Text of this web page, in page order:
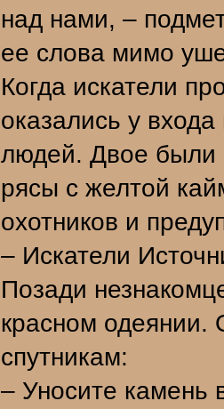
над нами, –
ее слова мимо
Когда искатели
оказались у
людей. Двое были
рясы с желтой
охотников и
– Искатели
Позади
красном одеянии.
спутникам:
– Уносите камень